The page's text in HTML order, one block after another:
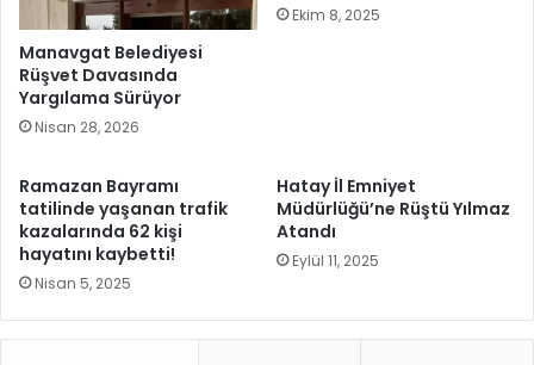
Manavgat Belediyesi
Rüşvet Davasında
Yargılama Sürüyor
Nisan 28, 2026
Ekim 8, 2025
Ramazan Bayramı
tatilinde yaşanan trafik
kazalarında 62 kişi
hayatını kaybetti!
Nisan 5, 2025
Hatay İl Emniyet
Müdürlüğü’ne Rüştü Yılmaz
Atandı
Eylül 11, 2025